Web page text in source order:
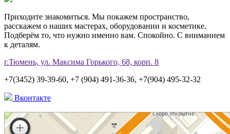
Приходите знакомиться. Мы покажем пространство,
расскажем о наших мастерах, оборудовании и косметике.
Подберём то, что нужно именно вам. Спокойно. С вниманием
к деталям.
г.Тюмень, ул. Максима Горького, 68, корп. 8
+7(3452) 39-39-60, +7 (904) 491-36-36, +7(904) 495-32-32
Вконтакте